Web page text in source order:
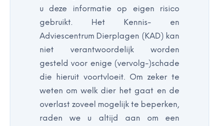
u deze informatie op eigen risico
gebruikt. Het Kennis- en
Adviescentrum Dierplagen (KAD) kan
niet verantwoordelijk worden
gesteld voor enige (vervolg-)schade
die hieruit voortvloeit. Om zeker te
weten om welk dier het gaat en de
overlast zoveel mogelijk te beperken,
raden we u altijd aan om een